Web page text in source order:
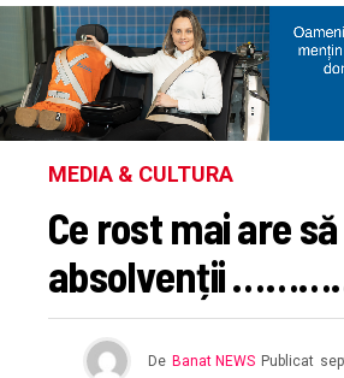
MEDIA & CULTURA
Ce rost mai are
absolvenții
De Banat NEWS Publicat